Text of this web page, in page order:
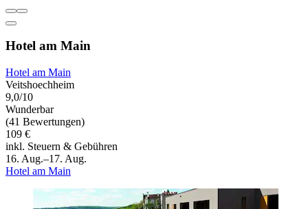
Hotel am Main
Hotel am Main
Veitshoechheim
9,0/10
Wunderbar
(41 Bewertungen)
109 €
inkl. Steuern & Gebühren
16. Aug.–17. Aug.
Hotel am Main